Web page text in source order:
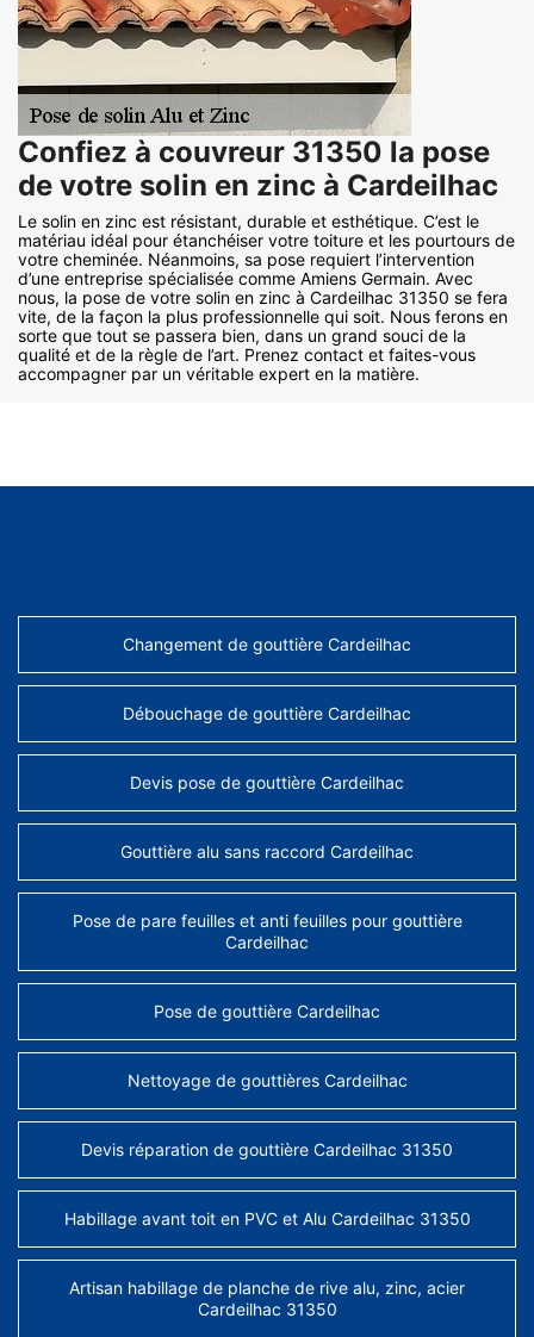
Confiez à couvreur 31350 la pose
de votre solin en zinc à Cardeilhac
Le solin en zinc est résistant, durable et esthétique. C’est le
matériau idéal pour étanchéiser votre toiture et les pourtours de
votre cheminée. Néanmoins, sa pose requiert l’intervention
d’une entreprise spécialisée comme Amiens Germain. Avec
nous, la pose de votre solin en zinc à Cardeilhac 31350 se fera
vite, de la façon la plus professionnelle qui soit. Nous ferons en
sorte que tout se passera bien, dans un grand souci de la
qualité et de la règle de l’art. Prenez contact et faites-vous
accompagner par un véritable expert en la matière.
Changement de gouttière Cardeilhac
Débouchage de gouttière Cardeilhac
Devis pose de gouttière Cardeilhac
Gouttière alu sans raccord Cardeilhac
Pose de pare feuilles et anti feuilles pour gouttière
Cardeilhac
Pose de gouttière Cardeilhac
Nettoyage de gouttières Cardeilhac
Devis réparation de gouttière Cardeilhac 31350
Habillage avant toit en PVC et Alu Cardeilhac 31350
Artisan habillage de planche de rive alu, zinc, acier
Cardeilhac 31350